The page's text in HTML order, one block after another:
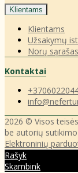
Klientams
Klientams
Užsakymų
Norų sąrašas
Kontaktai
2026 © Visos
be autorių
Elektroninių
Rašyk
Skambink